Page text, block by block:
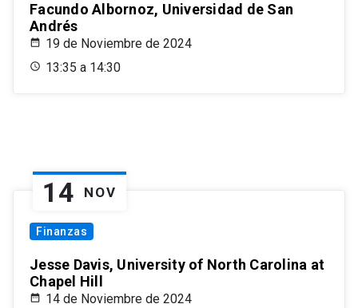
Facundo Albornoz, Universidad de San
Andrés
19 de Noviembre de 2024
13:35 a 14:30
14 NOV
Finanzas
Jesse Davis, University of North Carolina at
Chapel Hill
14 de Noviembre de 2024